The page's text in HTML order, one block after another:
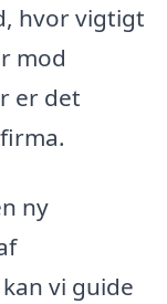
hvor vigtigt
mod
er det
ny
vi guide